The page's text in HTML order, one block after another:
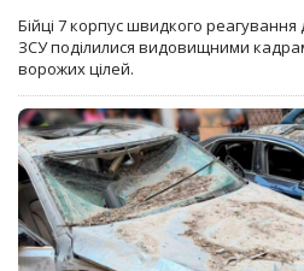
Бійці 7 корпус швидкого
ЗСУ поділилися видовищними
ворожих цілей.